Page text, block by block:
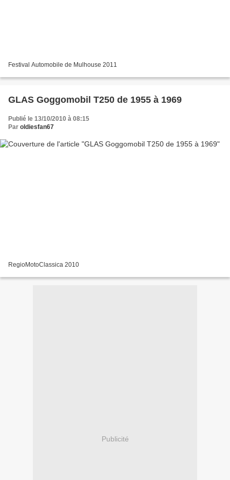
Festival Automobile de Mulhouse 2011
GLAS Goggomobil T250 de 1955 à 1969
Publié le 13/10/2010 à 08:15
Par oldiesfan67
RegioMotoClassica 2010
Publicité